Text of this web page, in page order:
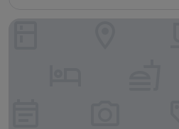
Bewertungen)